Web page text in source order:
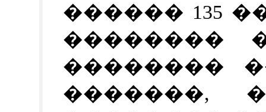
������ 135
��������
��������
�������,